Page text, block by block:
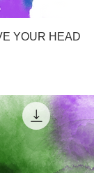
YOUR HEAD